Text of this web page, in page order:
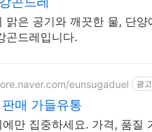
맑은 공기와 깨끗한 물, 단양
곤드레입니다.
eunsugaduel 광고
매 가들유통
만 집중하세요. 가격, 품질